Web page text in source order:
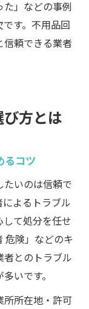
」などの事例
す。不用品回
頼できる業者
方とは
るコツ
いのは信頼で
よるトラブル
て処分を任せ
危険」などのキ
とのトラブル
いです。
所所在地・許可